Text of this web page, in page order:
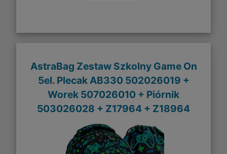
AstraBag Zestaw Szkolny Game On
5el. Plecak AB330 502026019 +
Worek 507026010 + Piórnik
503026028 + Z17964 + Z18964